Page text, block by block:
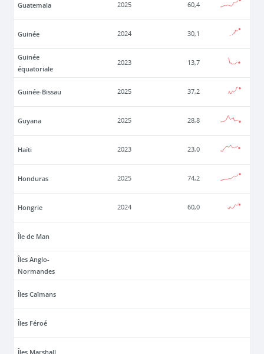
Guatemala 2025 60,4
Guinée 2024 30,1
Guinée
équatoriale
2023 13,7
Guinée-Bissau 2025 37,2
Guyana 2025 28,8
Haïti 2023 23,0
Honduras 2025 74,2
Hongrie 2024 60,0
Île de Man
Îles Anglo-
Normandes
Îles Caïmans
Îles Féroé
Îles Marshall